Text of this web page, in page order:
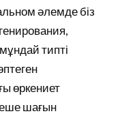
әлемде біз
типті
өркениет
шағын